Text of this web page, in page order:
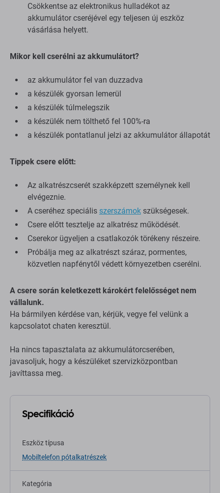
Csökkentse az elektronikus hulladékot az
akkumulátor cseréjével egy teljesen új eszköz
vásárlása helyett.
Mikor kell cserélni az akkumulátort?
az akkumulátor fel van duzzadva
a készülék gyorsan lemerül
a készülék túlmelegszik
a készülék nem tölthető fel 100%-ra
a készülék pontatlanul jelzi az akkumulátor állapotát
Tippek csere előtt:
Az alkatrészcserét szakképzett személynek kell
elvégeznie.
A cseréhez speciális szerszámok szükségesek.
Csere előtt tesztelje az alkatrész működését.
Cserekor ügyeljen a csatlakozók törékeny részeire.
Próbálja meg az alkatrészt száraz, pormentes,
közvetlen napfénytől védett környezetben cserélni.
A csere során keletkezett károkért felelősséget nem
vállalunk.
Ha bármilyen kérdése van, kérjük, vegye fel velünk a
kapcsolatot chaten keresztül.
Ha nincs tapasztalata az akkumulátorcserében,
javasoljuk, hogy a készüléket szervizközpontban
javíttassa meg.
Specifikáció
Eszköz típusa
Mobiltelefon pótalkatrészek
Kategória